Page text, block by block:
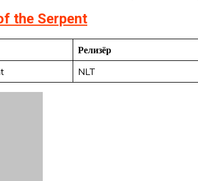
the Serpent
Релизёр
NLT